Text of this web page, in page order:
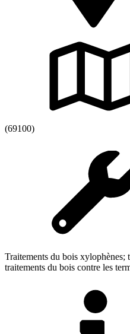
(69100)
Traitements du bois xylophènes;
traitements du bois contre les